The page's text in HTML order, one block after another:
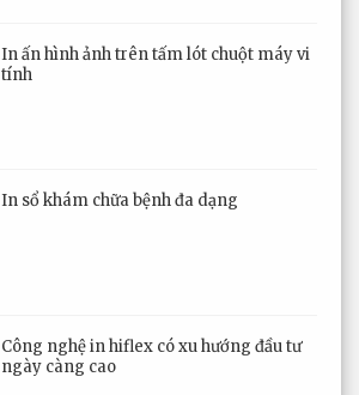
In ấn hình ảnh trên tấm lót chuột máy vi
tính
In sổ khám chữa bệnh đa dạng
Công nghệ in hiflex có xu hướng đầu tư
ngày càng cao